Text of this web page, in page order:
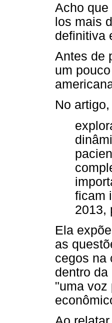
Acho que
los mais
definitiva
Antes de
um
No
ficam
2013,
Ela
as
cegos na
dentro
"uma voz